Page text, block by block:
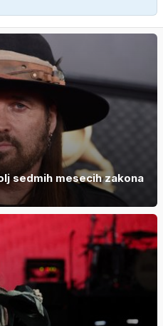
sedmih mesecih zakona